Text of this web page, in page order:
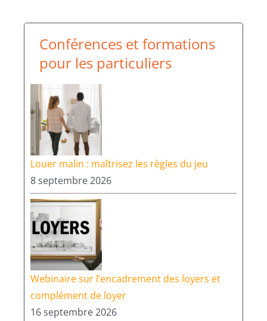
Conférences et formations
pour les particuliers
Louer malin : maîtrisez les règles du jeu
8 septembre 2026
Webinaire sur l’encadrement des loyers et
complément de loyer
16 septembre 2026